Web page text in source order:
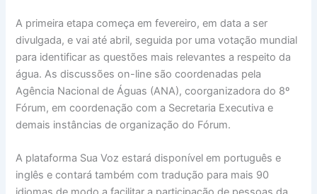
A primeira etapa começa em fevereiro, em data a ser
divulgada, e vai até abril, seguida por uma votação mundial
para identificar as questões mais relevantes a respeito da
água. As discussões on-line são coordenadas pela
Agência Nacional de Águas (ANA), coorganizadora do 8º
Fórum, em coordenação com a Secretaria Executiva e
demais instâncias de organização do Fórum.
A plataforma Sua Voz estará disponível em português e
inglês e contará também com tradução para mais 90